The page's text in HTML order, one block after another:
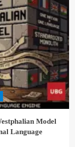
Model
Language